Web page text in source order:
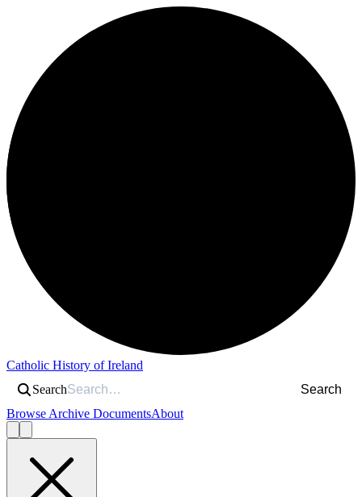
Catholic History of Ireland
Search
Search
Browse Archive DocumentsAbout